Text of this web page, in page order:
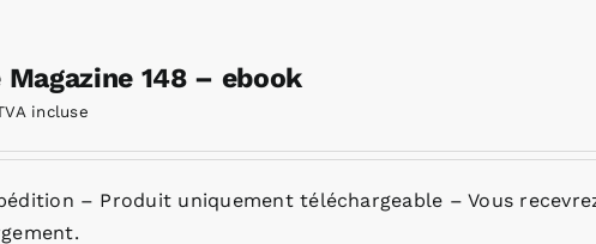
Magazine 148 – ebook
incluse
– Produit uniquement téléchargeable – Vous